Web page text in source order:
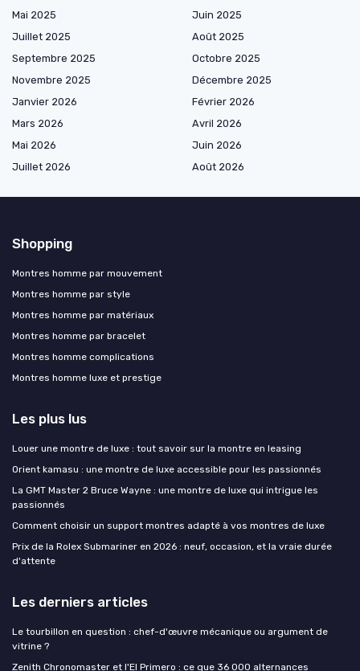
Mai 2025
Juin 2025
Juillet 2025
Août 2025
Septembre 2025
Octobre 2025
Novembre 2025
Décembre 2025
Janvier 2026
Février 2026
Mars 2026
Avril 2026
Mai 2026
Juin 2026
Juillet 2026
Août 2026
Shopping
Montres homme par mouvement
Montres homme par style
Montres homme par matériaux
Montres homme par bracelet
Montres homme complications
Montres homme luxe et prestige
Les plus lus
Louer une montre de luxe : tout savoir sur la montre en leasing
Orient kamasu : une montre de luxe accessible pour les passionnés
La GMT Master 2 Bruce Wayne : une montre de luxe qui intrigue les
passionnés
Comment choisir un support montres adapté à vos montres de luxe
Prix de la Rolex Submariner en 2026 : neuf, occasion, et la vraie durée
d'attente
Les derniers articles
Le tourbillon en question : chef-d'œuvre mécanique ou argument de
vitrine ?
Zenith Chronomaster et l'El Primero : ce que 36 000 alternances